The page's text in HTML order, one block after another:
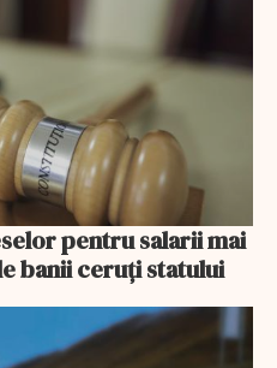
pentru salarii mai
banii ceruți statului